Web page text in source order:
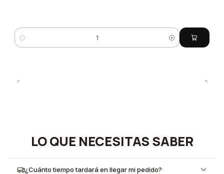
Cantidad
LO QUE NECESITAS SABER
¿Cuánto tiempo tardará en llegar mi pedido?